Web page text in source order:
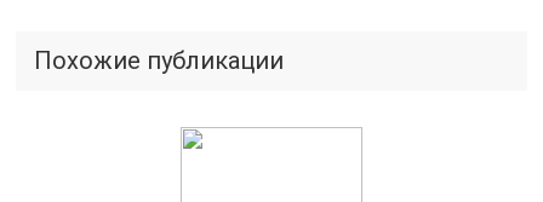
Похожие публикации